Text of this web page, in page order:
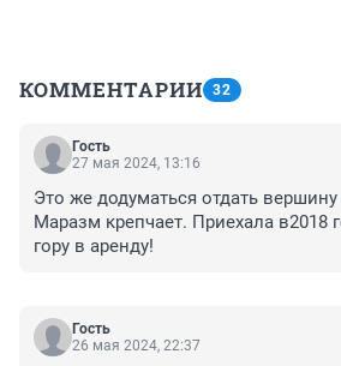
КОММЕНТАРИИ 32
Гость
27 мая 2024, 13:16
Это же додуматься отдать
Маразм крепчает. Приехала в2018
гору в аренду!
Гость
26 мая 2024, 22:37